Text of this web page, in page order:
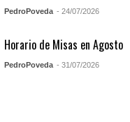
PedroPoveda - 24/07/2026
Horario de Misas en Agosto
PedroPoveda - 31/07/2026